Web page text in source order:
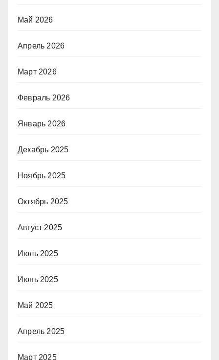
Май 2026
Апрель 2026
Март 2026
Февраль 2026
Январь 2026
Декабрь 2025
Ноябрь 2025
Октябрь 2025
Август 2025
Июль 2025
Июнь 2025
Май 2025
Апрель 2025
Март 2025